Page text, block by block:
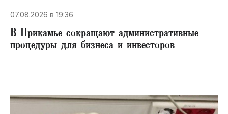
07.08.2026 в 19:36
В Прикамье сокращают административные
процедуры для бизнеса и инвесторов